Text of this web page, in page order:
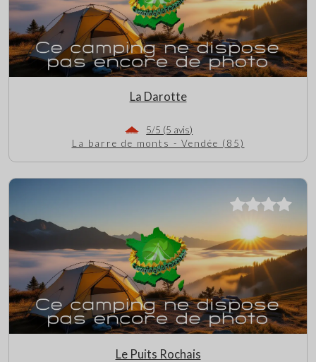
La Darotte
5/5 (5 avis)
La barre de monts - Vendée (85)
Le Puits Rochais